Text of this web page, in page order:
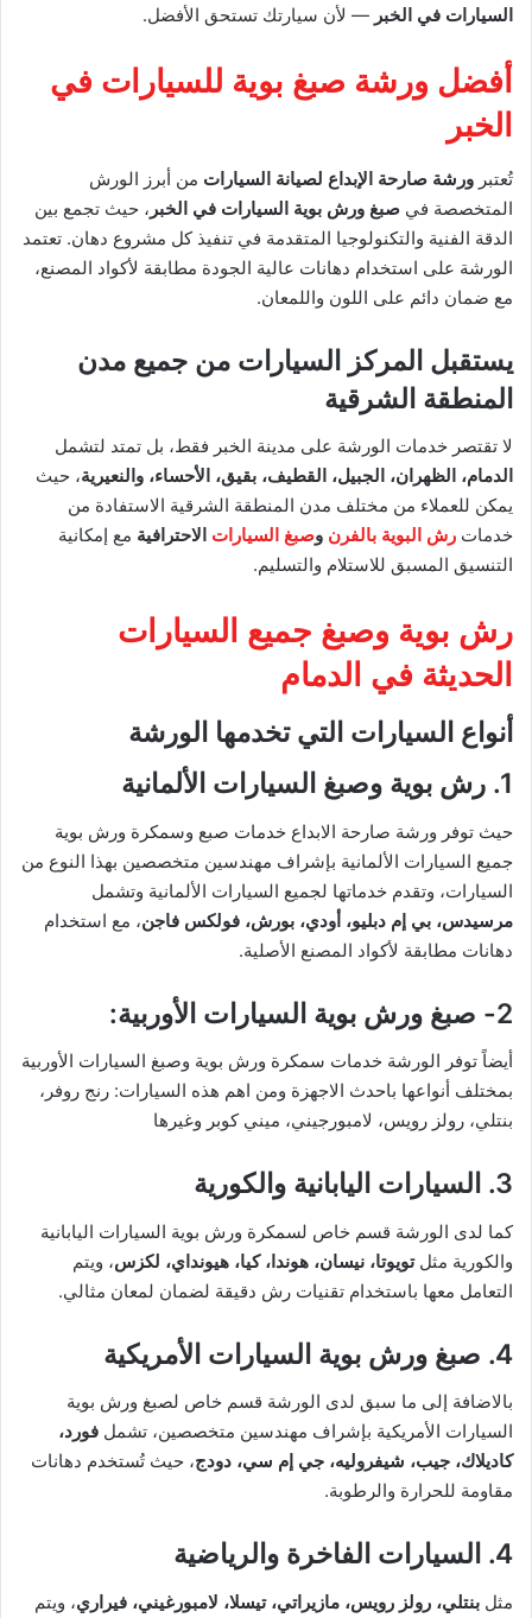
السيارات في الخبر — لأن سيارتك تستحق الأفضل.
أفضل ورشة صبغ بوية للسيارات في
الخبر
تُعتبر ورشة صارحة الإبداع لصيانة السيارات من أبرز الورش
المتخصصة في صبغ ورش بوية السيارات في الخبر ، حيث تجمع بين
الدقة الفنية والتكنولوجيا المتقدمة في تنفيذ كل مشروع دهان. تعتمد
الورشة على استخدام دهانات عالية الجودة مطابقة لأكواد المصنع،
مع ضمان دائم على اللون واللمعان.
يستقبل المركز السيارات من جميع مدن
المنطقة الشرقية
لا تقتصر خدمات الورشة على مدينة الخبر فقط، بل تمتد لتشمل
الدمام، الظهران، الجبيل، القطيف، بقيق، الأحساء، والنعيرية، حيث
يمكن للعملاء من مختلف مدن المنطقة الشرقية الاستفادة من
خدمات رش البوية بالفرن وصبغ السيارات الاحترافية مع إمكانية
التنسيق المسبق للاستلام والتسليم.
رش بوية وصبغ جميع السيارات
الحديثة في الدمام
أنواع السيارات التي تخدمها الورشة
1. رش بوية وصبغ السيارات الألمانية
حيث توفر ورشة صارحة الابداع خدمات صبع وسمكرة ورش بوية
جميع السيارات الألمانية بإشراف مهندسين متخصصين بهذا النوع من
السيارات، وتقدم خدماتها لجميع السيارات الألمانية وتشمل
مرسيدس، بي إم دبليو، أودي، بورش، فولكس فاجن، مع استخدام
دهانات مطابقة لأكواد المصنع الأصلية.
2- صبغ ورش بوية السيارات الأوربية:
أيضاً توفر الورشة خدمات سمكرة ورش بوية وصبغ السيارات الأوربية
بمختلف أنواعها باحدث الاجهزة ومن اهم هذه السيارات: رنج روفر،
بنتلي، رولز رويس، لامبورجيني، ميني كوبر وغيرها
3. السيارات اليابانية والكورية
كما لدى الورشة قسم خاص لسمكرة ورش بوية السيارات اليابانية
والكورية مثلتويوتا، نيسان، هوندا، كيا، هيونداي، لكزس، ويتم
التعامل معها باستخدام تقنيات رش دقيقة لضمان لمعان مثالي.
4. صبغ ورش بوية السيارات الأمريكية
بالاضافة إلى ما سبق لدى الورشة قسم خاص لصبغ ورش بوية
السيارات الأمريكية بإشراف مهندسين متخصصين، تشمل فورد،
كاديلاك، جيب، شيفروليه، جي إم سي، دودج، حيث تُستخدم دهانات
مقاومة للحرارة والرطوبة.
4. السيارات الفاخرة والرياضية
مثل بنتلي، رولز رويس، مازيراتي، تيسلا، لامبورغيني، فيراري، ويتم